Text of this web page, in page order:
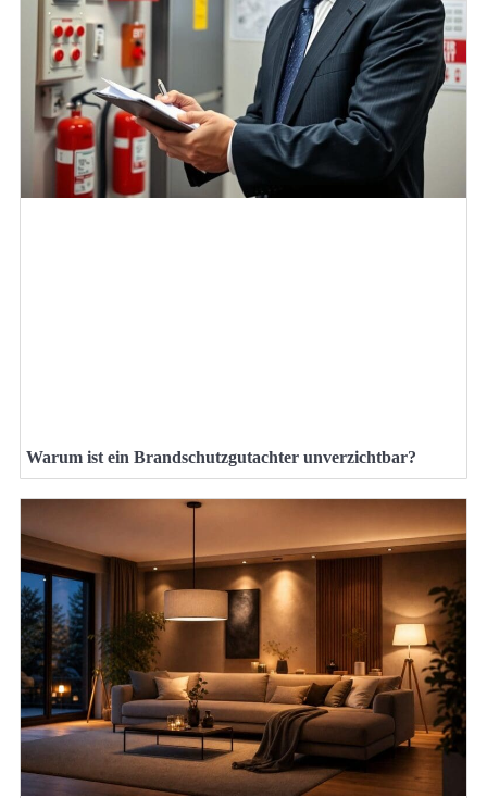
Warum ist ein Brandschutzgutachter unverzichtbar?